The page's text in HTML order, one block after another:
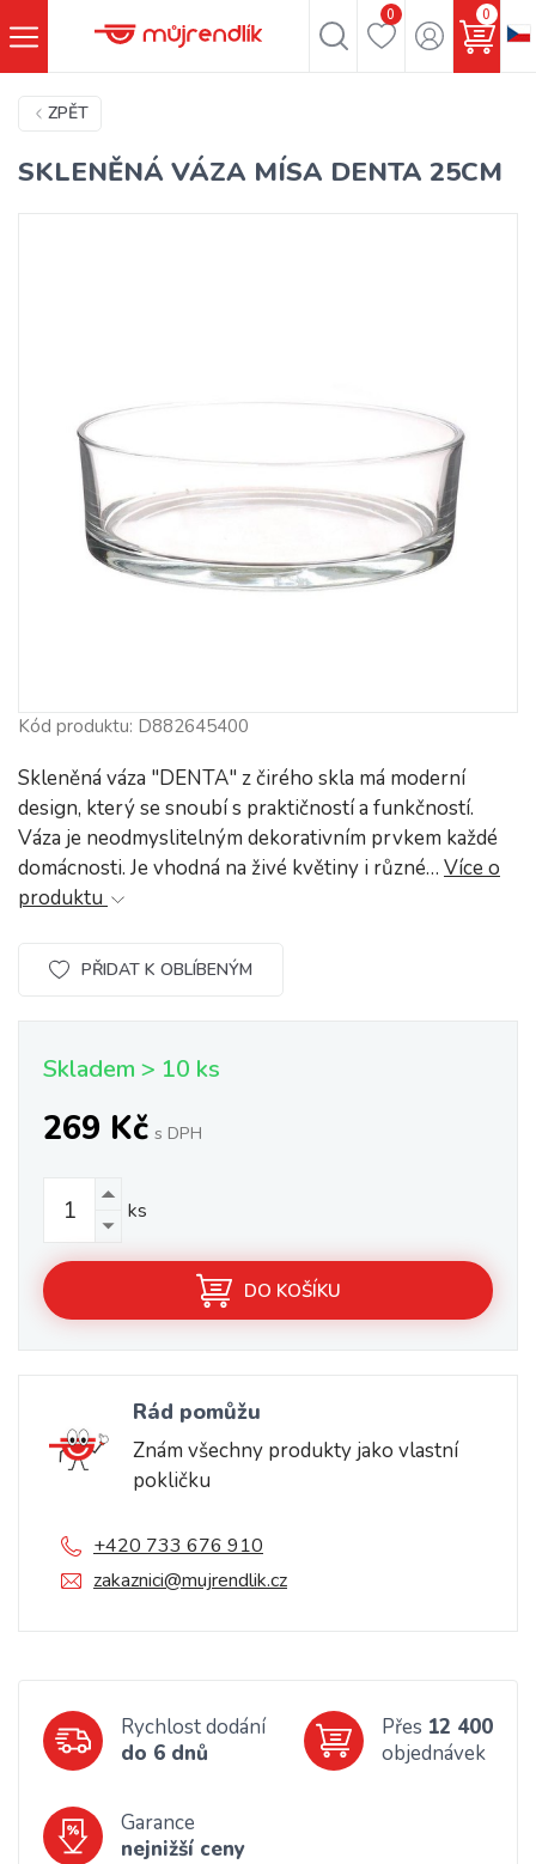
0 0
ZPĚT
SKLENĚNÁ VÁZA MÍSA DENTA 25CM
Kód produktu: D882645400
Skleněná váza "DENTA" z čirého skla má moderní
design, který se snoubí s praktičností a funkčností.
Váza je neodmyslitelným dekorativním prvkem každé
domácnosti. Je vhodná na živé květiny i různé… Více o
produktu
PŘIDAT K OBLÍBENÝM
Skladem > 10 ks
269 Kč s DPH
ks
DO KOŠÍKU
Rád pomůžu
Znám všechny produkty jako vlastní
pokličku
+420 733 676 910
zakaznici@mujrendlik.cz
Rychlost dodání
do 6 dnů
Přes 12 400
objednávek
Garance
nejnižší ceny